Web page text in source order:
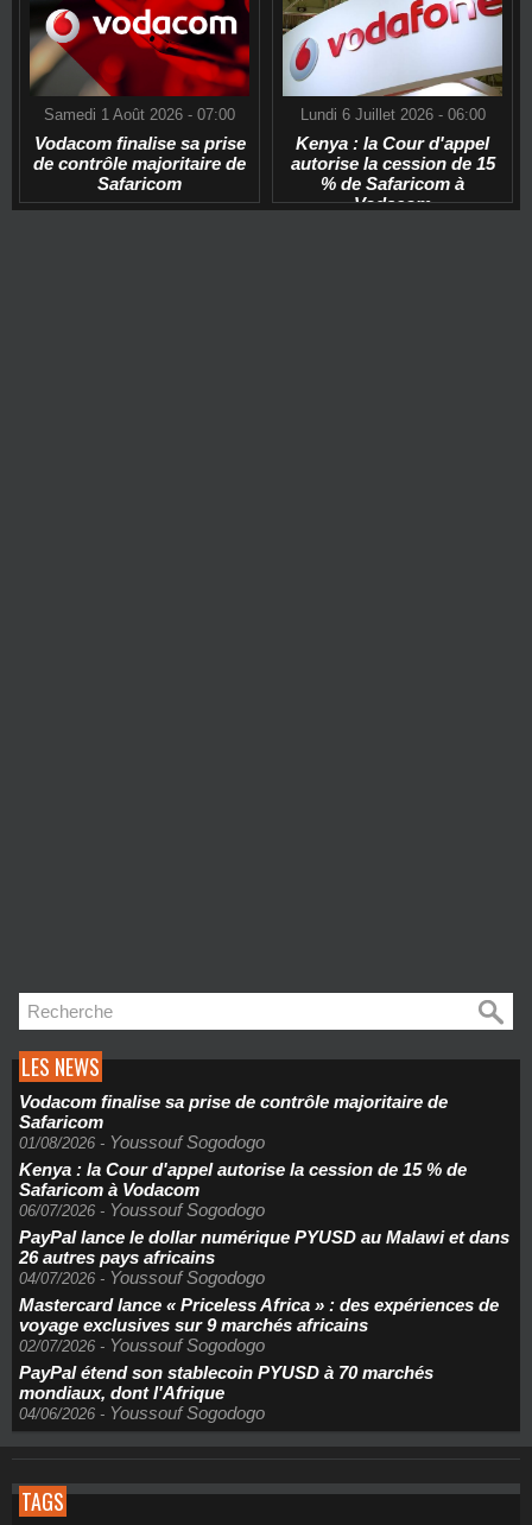
Samedi 1 Août 2026 - 07:00
Vodacom finalise sa prise
de contrôle majoritaire de
Safaricom
Lundi 6 Juillet 2026 - 06:00
Kenya : la Cour d'appel
autorise la cession de 15
% de Safaricom à
Vodacom
LES NEWS
Vodacom finalise sa prise de contrôle majoritaire de
Safaricom
01/08/2026 - Youssouf Sogodogo
Kenya : la Cour d'appel autorise la cession de 15 % de
Safaricom à Vodacom
06/07/2026 - Youssouf Sogodogo
PayPal lance le dollar numérique PYUSD au Malawi et dans
26 autres pays africains
04/07/2026 - Youssouf Sogodogo
Mastercard lance « Priceless Africa » : des expériences de
voyage exclusives sur 9 marchés africains
02/07/2026 - Youssouf Sogodogo
PayPal étend son stablecoin PYUSD à 70 marchés
mondiaux, dont l'Afrique
04/06/2026 - Youssouf Sogodogo
TAGS